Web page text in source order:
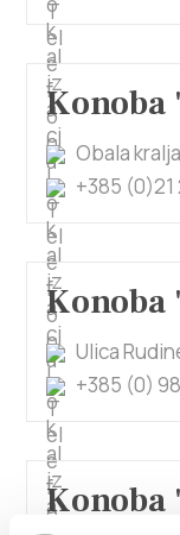
Konoba
Obala
+385 (0)21
Konoba
Ulica
+385 (0)
Konoba